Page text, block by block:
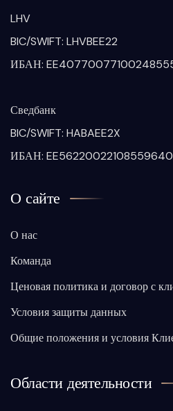
LHV
BIC/SWIFT: LHVBEE22
ИБАН:
Сведбанк
BIC/SWIFT: HABAEE2X
ИБАН:
О сайте
О нас
Команда
Ценовая политика и договор с
Условия защиты данных
Общие положения и условия
Области деятельности